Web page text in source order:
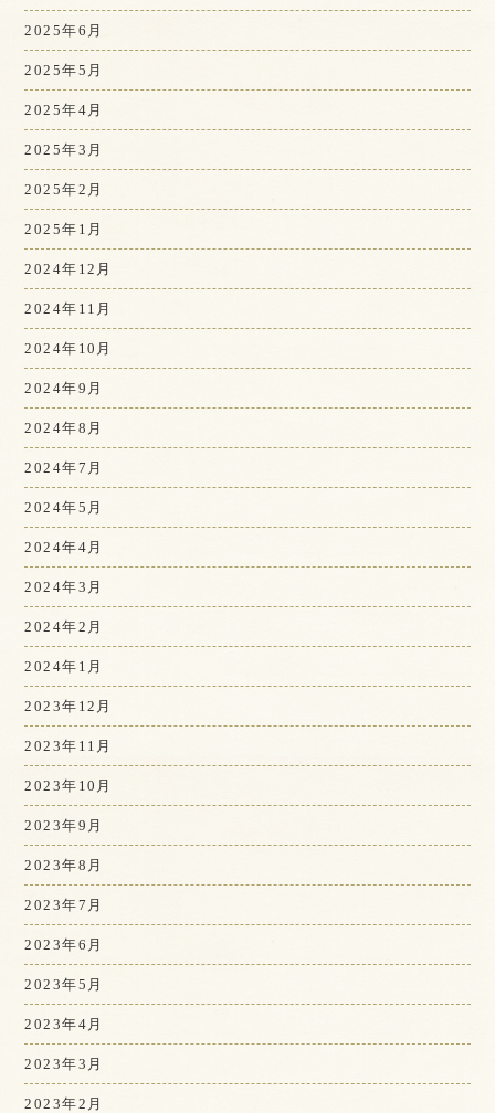
2025年6月
2025年5月
2025年4月
2025年3月
2025年2月
2025年1月
2024年12月
2024年11月
2024年10月
2024年9月
2024年8月
2024年7月
2024年5月
2024年4月
2024年3月
2024年2月
2024年1月
2023年12月
2023年11月
2023年10月
2023年9月
2023年8月
2023年7月
2023年6月
2023年5月
2023年4月
2023年3月
2023年2月